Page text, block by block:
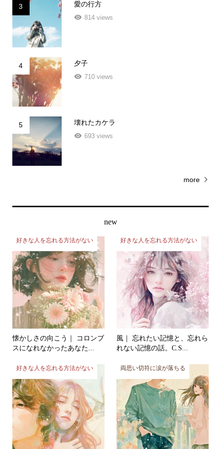
3
愛の行方
814 views
4
夕子
710 views
5
壊れたカケラ
693 views
more
new
好きな人を忘れる方法がない
懐かしさの向こう｜ コロンブ
スになれなかったあなた...
好きな人を忘れる方法がない
風｜ 忘れたい記憶と、忘れら
れない記憶の話。C.S...
好きな人を忘れる方法がない 両思い切符に涙が落ちる